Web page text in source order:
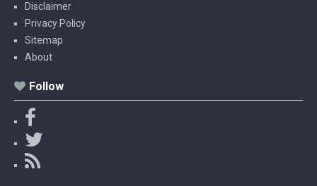
Disclaimer
Privacy Policy
Sitemap
About
Follow
a
c
e